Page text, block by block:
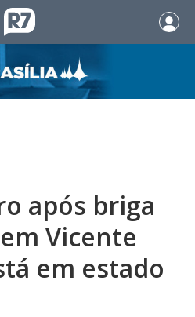
após briga
Vicente
em estado